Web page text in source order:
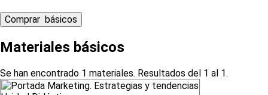
Materiales básicos
Se han encontrado 1 materiales. Resultados del 1 al 1.